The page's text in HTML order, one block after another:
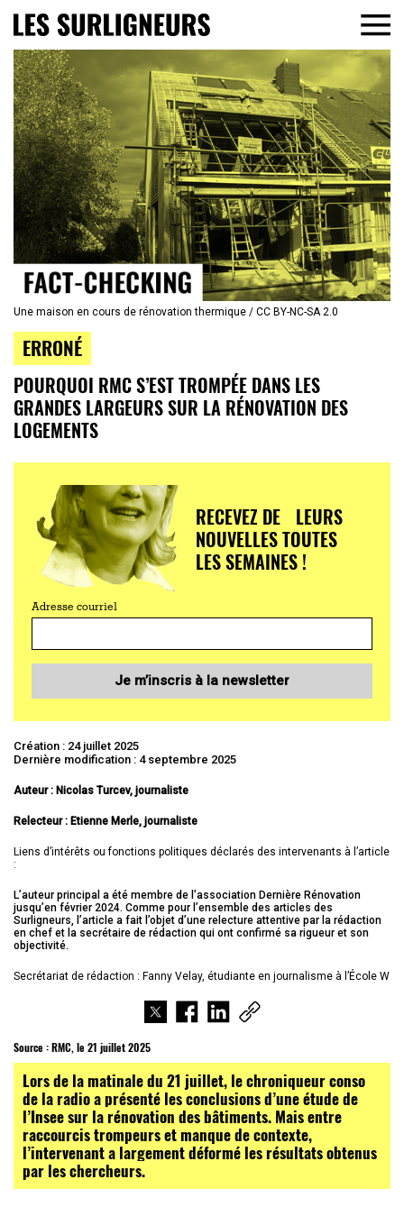
Une maison en cours de rénovation thermique / CC BY-NC-SA 2.0
ERRONÉ
POURQUOI RMC S’EST TROMPÉE DANS LES
GRANDES LARGEURS SUR LA RÉNOVATION DES
LOGEMENTS
RECEVEZ DE LEURS
NOUVELLES TOUTES
LES SEMAINES !
Adresse courriel
Je m’inscris à la newsletter
Création : 24 juillet 2025
Dernière modification : 4 septembre 2025
Auteur : Nicolas Turcev, journaliste
Relecteur : Etienne Merle, journaliste
Liens d’intérêts ou fonctions politiques déclarés des intervenants à l’article
:
L’auteur principal a été membre de l’association Dernière Rénovation
jusqu’en février 2024. Comme pour l’ensemble des articles des
Surligneurs, l’article a fait l’objet d’une relecture attentive par la rédaction
en chef et la secrétaire de rédaction qui ont confirmé sa rigueur et son
objectivité.
Secrétariat de rédaction : Fanny Velay, étudiante en journalisme à l’École W
Source :RMC, le 21 juillet 2025
Lors de la matinale du 21 juillet, le chroniqueur conso
de la radio a présenté les conclusions d’une étude de
l’Insee sur la rénovation des bâtiments. Mais entre
raccourcis trompeurs et manque de contexte,
l’intervenant a largement déformé les résultats obtenus
par les chercheurs.